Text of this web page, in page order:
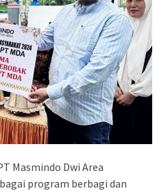
Masmindo Dwi Area
program berbagi dan